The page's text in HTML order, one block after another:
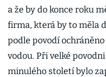
a že by do konce roku
firma, která by to měla
podle povodí
vodou. Při velké
minulého století bylo